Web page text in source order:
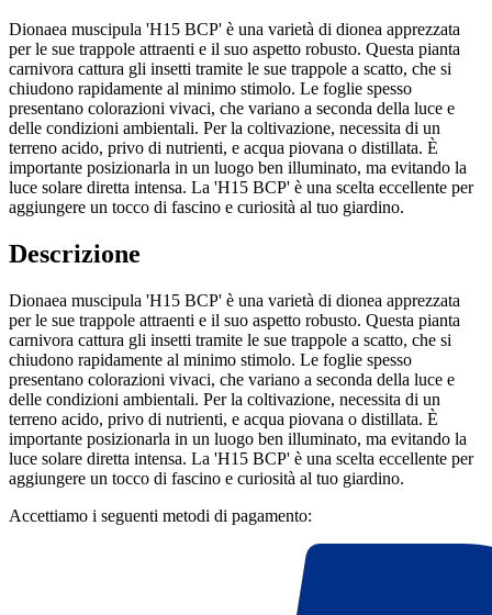
Dionaea muscipula 'H15 BCP' è una varietà di dionea apprezzata
per le sue trappole attraenti e il suo aspetto robusto. Questa pianta
carnivora cattura gli insetti tramite le sue trappole a scatto, che si
chiudono rapidamente al minimo stimolo. Le foglie spesso
presentano colorazioni vivaci, che variano a seconda della luce e
delle condizioni ambientali. Per la coltivazione, necessita di un
terreno acido, privo di nutrienti, e acqua piovana o distillata. È
importante posizionarla in un luogo ben illuminato, ma evitando la
luce solare diretta intensa. La 'H15 BCP' è una scelta eccellente per
aggiungere un tocco di fascino e curiosità al tuo giardino.
Descrizione
Dionaea muscipula 'H15 BCP' è una varietà di dionea apprezzata
per le sue trappole attraenti e il suo aspetto robusto. Questa pianta
carnivora cattura gli insetti tramite le sue trappole a scatto, che si
chiudono rapidamente al minimo stimolo. Le foglie spesso
presentano colorazioni vivaci, che variano a seconda della luce e
delle condizioni ambientali. Per la coltivazione, necessita di un
terreno acido, privo di nutrienti, e acqua piovana o distillata. È
importante posizionarla in un luogo ben illuminato, ma evitando la
luce solare diretta intensa. La 'H15 BCP' è una scelta eccellente per
aggiungere un tocco di fascino e curiosità al tuo giardino.
Accettiamo i seguenti metodi di pagamento: